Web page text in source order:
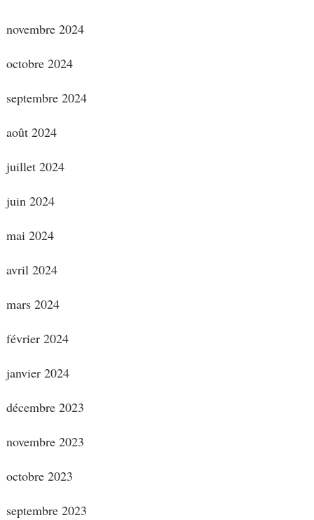
novembre 2024
octobre 2024
septembre 2024
août 2024
juillet 2024
juin 2024
mai 2024
avril 2024
mars 2024
février 2024
janvier 2024
décembre 2023
novembre 2023
octobre 2023
septembre 2023